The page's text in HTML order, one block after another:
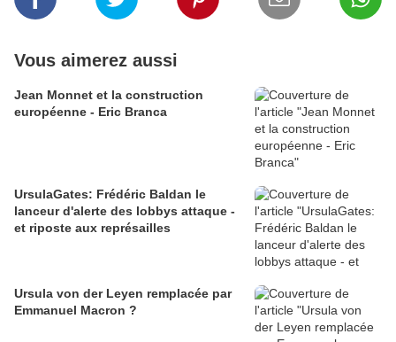
Vous aimerez aussi
Jean Monnet et la construction
européenne - Eric Branca
UrsulaGates: Frédéric Baldan le
lanceur d'alerte des lobbys attaque -
et riposte aux représailles
Ursula von der Leyen remplacée par
Emmanuel Macron ?